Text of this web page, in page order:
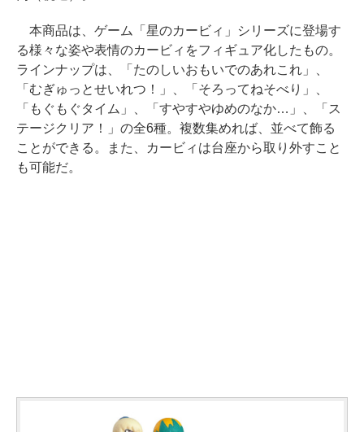
本商品は、ゲーム「星のカービィ」シリーズに登場す
る様々な姿や表情のカービィをフィギュア化したもの。
ラインナップは、「たのしいおもいでのあれこれ」、
「むぎゅっとせいれつ！」、「そろってねそべり」、
「もぐもぐタイム」、「すやすやゆめのなか…」、「ス
テージクリア！」の全6種。複数集めれば、並べて飾る
ことができる。また、カービィは台座から取り外すこと
も可能だ。